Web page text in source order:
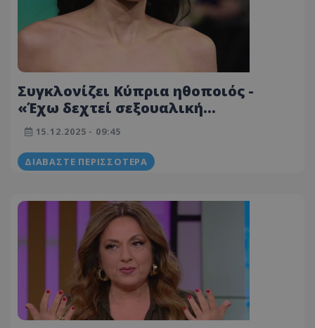
Συγκλονίζει Κύπρια ηθοποιός -
«Έχω δεχτεί σεξουαλική
παρενόχληση και αντέδρασα σαν
αγρίμι»
15.12.2025 - 09:45
ΔΙΑΒΆΣΤΕ ΠΕΡΙΣΣΌΤΕΡΑ